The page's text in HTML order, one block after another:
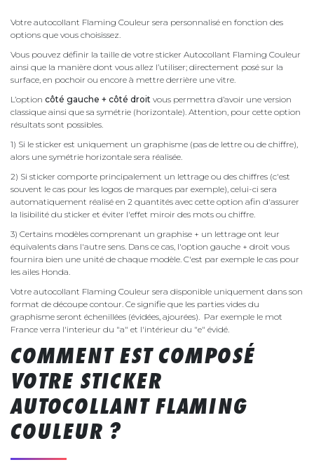
Votre autocollant Flaming Couleur sera personnalisé en fonction des
options que vous choisissez.
Vous pouvez définir la taille de votre sticker Autocollant Flaming Couleur
ainsi que la manière dont vous allez l’utiliser; directement posé sur la
surface, en pochoir ou encore à mettre derrière une vitre.
L’option côté gauche + côté droit vous permettra d’avoir une version
classique ainsi que sa symétrie (horizontale). Attention, pour cette option
résultats sont possibles.
1) Si le sticker est uniquement un graphisme (pas de lettre ou de chiffre),
alors une symétrie horizontale sera réalisée.
2) Si sticker comporte principalement un lettrage ou des chiffres (c'est
souvent le cas pour les logos de marques par exemple), celui-ci sera
automatiquement réalisé en 2 quantités avec cette option afin d'assurer
la lisibilité du sticker et éviter l'effet miroir des mots ou chiffre.
3) Certains modèles comprenant un graphise + un lettrage ont leur
équivalents dans l'autre sens. Dans ce cas, l'option gauche + droit vous
fournira bien une unité de chaque modèle. C'est par exemple le cas pour
les ailes Honda.
Votre autocollant Flaming Couleur sera disponible uniquement dans son
format de découpe contour. Ce signifie que les parties vides du
graphisme seront échenillées (évidées, ajourées). Par exemple le mot
France verra l'interieur du "a" et l'intérieur du "e" évidé.
COMMENT EST COMPOSÉ
VOTRE STICKER
AUTOCOLLANT FLAMING
COULEUR ?